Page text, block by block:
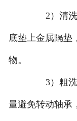
2）清洗
底垫上金属隔垫
物。
3）粗洗
量避免转动轴承